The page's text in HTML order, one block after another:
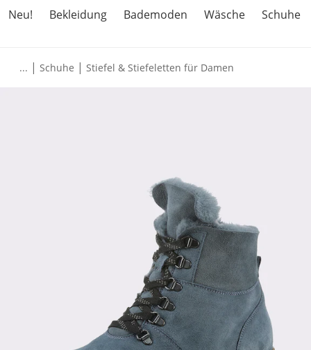
Neu!
Bekleidung Bademoden Wäsche Schuhe
... | Schuhe | Stiefel & Stiefeletten für Damen